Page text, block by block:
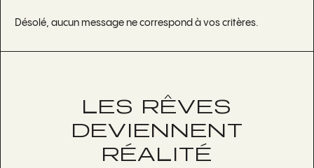
Désolé, aucun message ne correspond à vos critères.
LES RÊVES
DEVIENNENT
RÉALITÉ